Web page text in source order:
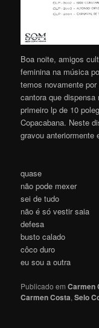
Boa noite, amigos
feminina na música
temos novamente
cantora que
primeiro lp de 10
Copacabana. Neste
gravou anteriormente
quase
não pode mexer
sei de tudo
não é só vestir saia
defesa
busto calado
côco duro
eu sou a outra
Publicado em Carmen
Carmen Costa,Selo